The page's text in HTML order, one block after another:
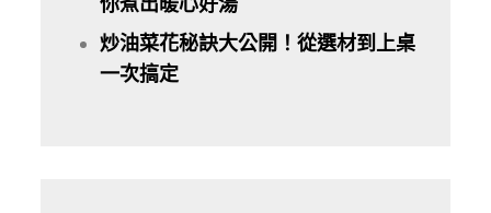
炒油菜花秘訣大公開！從選材到上桌
一次搞定